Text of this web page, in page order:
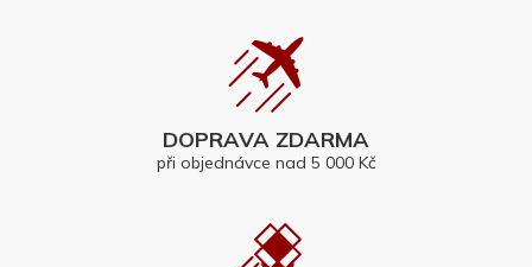
DOPRAVA ZDARMA
při objednávce nad 5 000 Kč